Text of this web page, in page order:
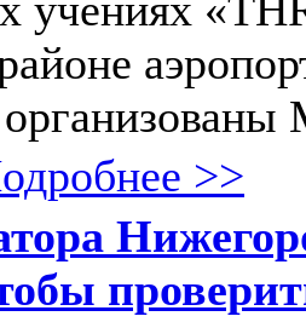
>>